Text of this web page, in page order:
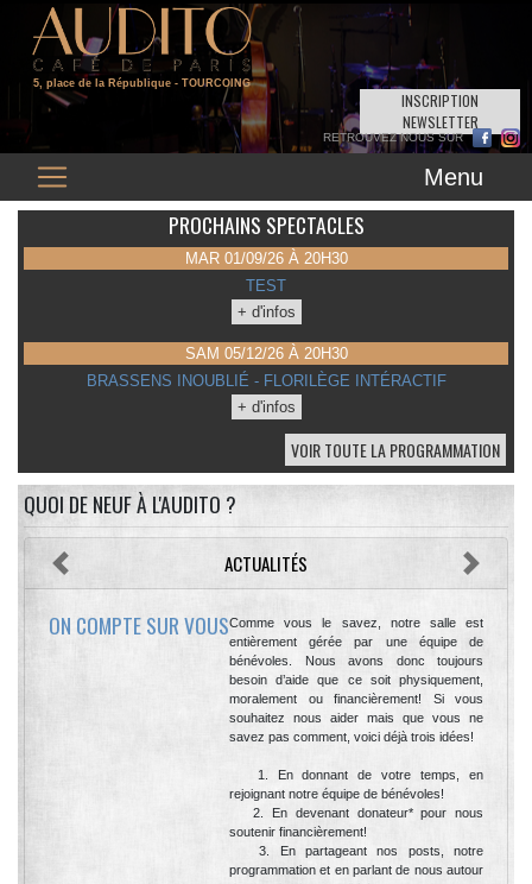
5, place de la République - TOURCOING
INSCRIPTION
NEWSLETTER
Menu
PROCHAINS SPECTACLES
MAR 01/09/26 À 20H30
TEST
+ d'infos
SAM 05/12/26 À 20H30
BRASSENS INOUBLIÉ - FLORILÈGE INTÉRACTIF
+ d'infos
VOIR TOUTE LA PROGRAMMATION
QUOI DE NEUF À L'AUDITO ?
ACTUALITÉS
ON COMPTE SUR VOUSComme vous le savez, notre salle est
entièrement gérée par une équipe de
bénévoles. Nous avons donc toujours
besoin d’aide que ce soit physiquement,
moralement ou financièrement! Si vous
souhaitez nous aider mais que vous ne
savez pas comment, voici déjà trois idées!
1. En donnant de votre temps, en
rejoignant notre équipe de bénévoles!
2. En devenant donateur* pour nous
soutenir financièrement!
3. En partageant nos posts, notre
programmation et en parlant de nous autour
Précédent Suivant